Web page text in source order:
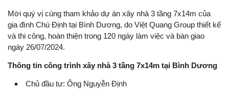
Mời quý vị cùng tham khảo dự án xây nhà 3 tầng 7x14m của
gia đình Chú Định tại Bình Dương, do Việt Quang Group thiết kế
và thi công, hoàn thiện trong 120 ngày làm việc và bàn giao
ngày 26/07/2024.
Thông tin công trình xây nhà 3 tầng 7x14m tại Bình Dương
Chủ đầu tư: Ông Nguyễn Định